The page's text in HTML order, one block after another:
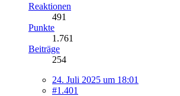
Reaktionen
491
Punkte
1.761
Beiträge
254
24. Juli 2025 um 18:01
#1.401